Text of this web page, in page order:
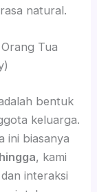
natural.
Tua
bentuk
keluarga.
ini biasanya
, kami
interaksi